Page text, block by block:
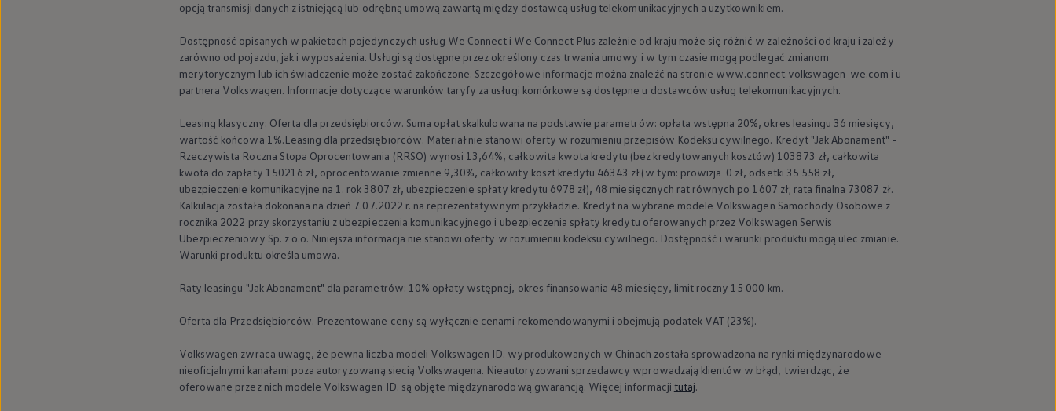
Elektryczna limuzyna z dużym zasięgiem
Cena dla Special Edition
od 276 690 zł
Korzyść dla Special Edition
do 36 530 zł 1
opcją transmisji danych z istniejącą lub odrębną umową zawartą między dostawcą usług telekomunikacyjnych a użytkownikiem.
Dostępność opisanych w pakietach pojedynczych usług We Connect i We Connect Plus zależnie od kraju może się różnić w zależności od kraju i zależy
zarówno od pojazdu, jak i wyposażenia. Usługi są dostępne przez określony czas trwania umowy i w tym czasie mogą podlegać zmianom
merytorycznym lub ich świadczenie może zostać zakończone. Szczegółowe informacje można znaleźć na stronie www.connect.volkswagen-we.com i u
partnera Volkswagen. Informacje dotyczące warunków taryfy za usługi komórkowe są dostępne u dostawców usług telekomunikacyjnych.
Leasing klasyczny: Oferta dla przedsiębiorców. Suma opłat skalkulowana na podstawie parametrów: opłata wstępna 20%, okres leasingu 36 miesięcy,
wartość końcowa 1%.Leasing dla przedsiębiorców. Materiał nie stanowi oferty w rozumieniu przepisów Kodeksu cywilnego. Kredyt "Jak Abonament" -
Rzeczywista Roczna Stopa Oprocentowania (RRSO) wynosi 13,64%, całkowita kwota kredytu (bez kredytowanych kosztów) 103873 zł, całkowita
kwota do zapłaty 150216 zł, oprocentowanie zmienne 9,30%, całkowity koszt kredytu 46343 zł (w tym: prowizja 0 zł, odsetki 35 558 zł,
ubezpieczenie komunikacyjne na 1. rok 3807 zł, ubezpieczenie spłaty kredytu 6978 zł), 48 miesięcznych rat równych po 1607 zł; rata finalna 73087 zł.
Kalkulacja została dokonana na dzień 7.07.2022 r. na reprezentatywnym przykładzie. Kredyt na wybrane modele Volkswagen Samochody Osobowe z
rocznika 2022 przy skorzystaniu z ubezpieczenia komunikacyjnego i ubezpieczenia spłaty kredytu oferowanych przez Volkswagen Serwis
Ubezpieczeniowy Sp. z o.o. Niniejsza informacja nie stanowi oferty w rozumieniu kodeksu cywilnego. Dostępność i warunki produktu mogą ulec zmianie.
Warunki produktu określa umowa.
Raty leasingu "Jak Abonament" dla parametrów: 10% opłaty wstępnej, okres finansowania 48 miesięcy, limit roczny 15 000 km.
Oferta dla Przedsiębiorców. Prezentowane ceny są wyłącznie cenami rekomendowanymi i obejmują podatek VAT (23%).
Volkswagen zwraca uwagę, że pewna liczba modeli Volkswagen ID. wyprodukowanych w Chinach została sprowadzona na rynki międzynarodowe
nieoficjalnymi kanałami poza autoryzowaną siecią Volkswagena. Nieautoryzowani sprzedawcy wprowadzają klientów w błąd, twierdząc, że
oferowane przez nich modele Volkswagen ID. są objęte międzynarodową gwarancją. Więcej informacji tutaj.